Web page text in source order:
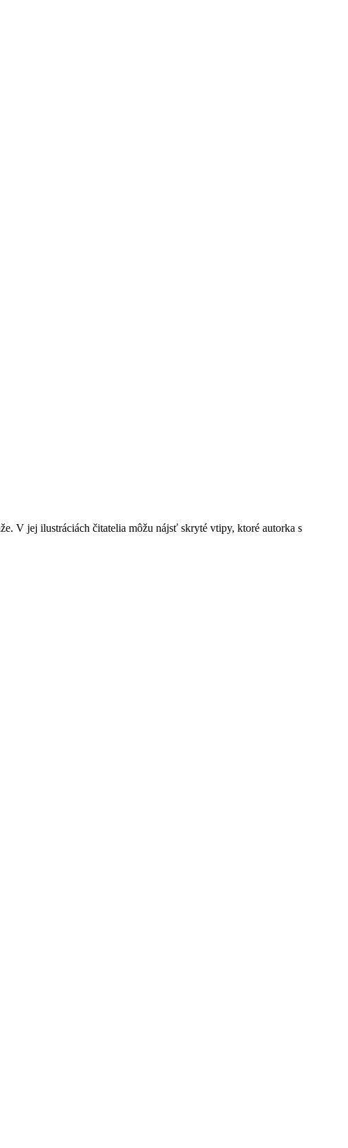
V jej ilustráciách čitatelia môžu nájsť skryté vtipy, ktoré autorka s